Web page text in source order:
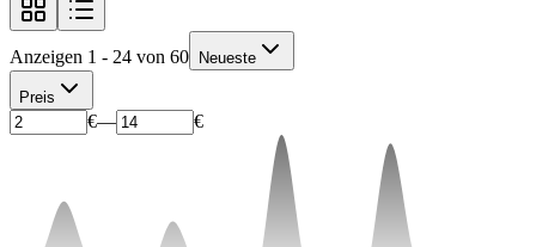
Anzeigen 1 - 24 von 60 Neueste
Preis
€— €